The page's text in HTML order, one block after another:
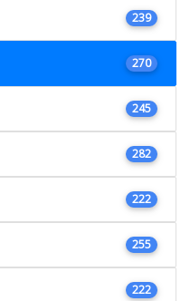
239
270
245
282
222
255
222